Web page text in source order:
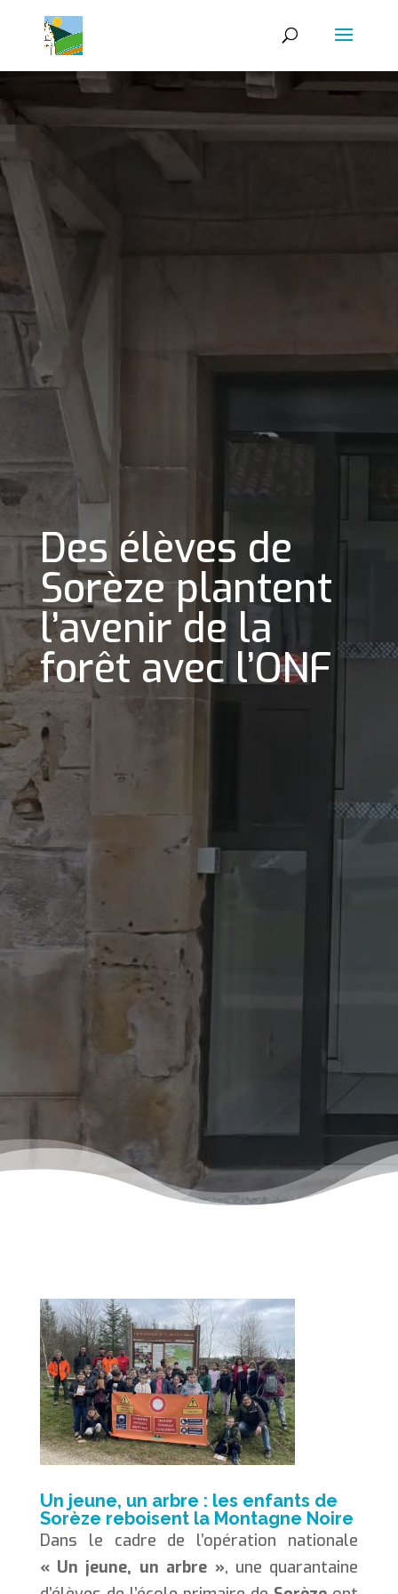
Des élèves de
Sorèze plantent
l’avenir de la
forêt avec l’ONF
Un jeune, un arbre : les enfants de
Sorèze reboisent la Montagne Noire
Dans le cadre de l’opération nationale
« Un jeune, un arbre », une quarantaine